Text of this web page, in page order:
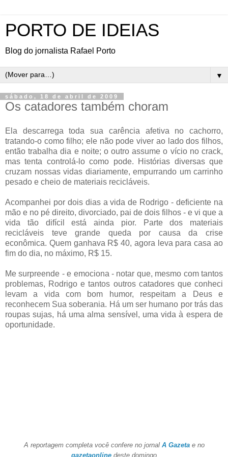
PORTO DE IDEIAS
Blog do jornalista Rafael Porto
▼
sábado, 18 de abril de 2009
Os catadores também choram
Ela descarrega toda sua carência afetiva no cachorro,
tratando-o como filho; ele não pode viver ao lado dos filhos,
então trabalha dia e noite; o outro assume o vício no crack,
mas tenta controlá-lo como pode. Histórias diversas que
cruzam nossas vidas diariamente, empurrando um carrinho
pesado e cheio de materiais recicláveis.
Acompanhei por dois dias a vida de Rodrigo - deficiente na
mão e no pé direito, divorciado, pai de dois filhos - e vi que a
vida tão difícil está ainda pior. Parte dos materiais
recicláveis teve grande queda por causa da crise
econômica. Quem ganhava R$ 40, agora leva para casa ao
fim do dia, no máximo, R$ 15.
Me surpreende - e emociona - notar que, mesmo com tantos
problemas, Rodrigo e tantos outros catadores que conheci
levam a vida com bom humor, respeitam a Deus e
reconhecem Sua soberania. Há um ser humano por trás das
roupas sujas, há uma alma sensível, uma vida à espera de
oportunidade.
A reportagem completa você confere no jornal A Gazetae no
gazetaonline deste domingo